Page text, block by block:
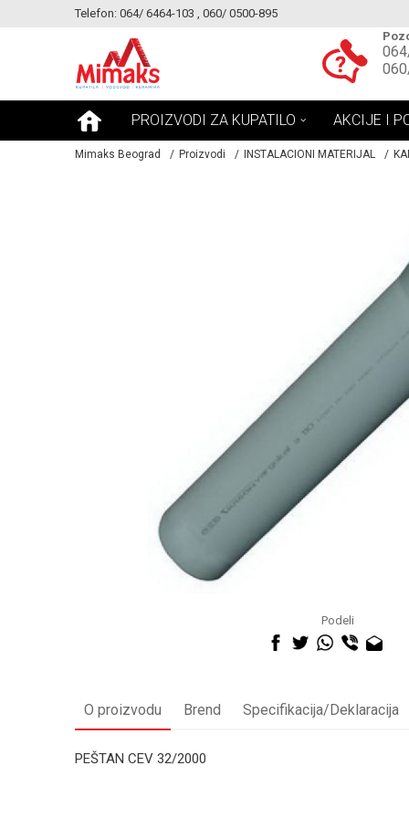
Telefon: 064/ 6464-103 , 060/ 0500-895
MOGUCNOST MONTAŽE PROIZVODA
PROIZVODI ZA KUPATILO AKCIJE I
Mimaks Beograd Proizvodi INSTALACIONI MATERIJAL
Podeli
O proizvodu Brend Specifikacija/Deklaracija
PEŠTAN CEV 32/2000